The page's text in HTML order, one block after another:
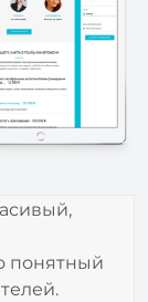
понятный